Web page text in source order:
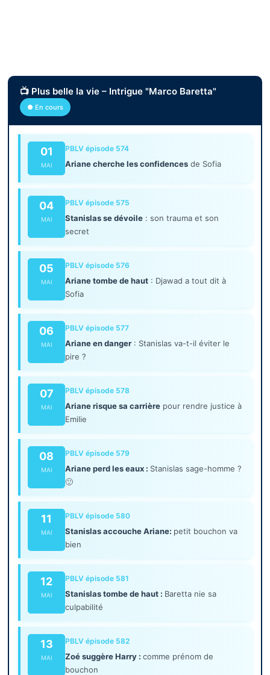
📺 Plus belle la vie – Intrigue "Marco Baretta"
● En cours
01
MAI
PBLV épisode 574
Ariane cherche les confidences de Sofia
04
MAI
PBLV épisode 575
Stanislas se dévoile : son trauma et son
secret
05
MAI
PBLV épisode 576
Ariane tombe de haut : Djawad a tout dit à
Sofia
06
MAI
PBLV épisode 577
Ariane en danger : Stanislas va-t-il éviter le
pire ?
07
MAI
PBLV épisode 578
Ariane risque sa carrière pour rendre justice à
Emilie
08
MAI
PBLV épisode 579
Ariane perd les eaux : Stanislas sage-homme ?
🙂
11
MAI
PBLV épisode 580
Stanislas accouche Ariane: petit bouchon va
bien
12
MAI
PBLV épisode 581
Stanislas tombe de haut : Baretta nie sa
culpabilité
13
MAI
PBLV épisode 582
Zoé suggère Harry :comme prénom de
bouchon